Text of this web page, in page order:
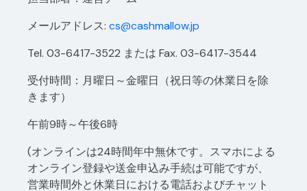
メールアドレス:cs@cashmallow.jp
Tel. 03-6417-3522 または Fax. 03-6417-3544
受付時間：月曜日～金曜日（祝日等の休業日を除
きます）
午前9時～午後6時
(オンラインは24時間年中無休です。スマホによる
オンライン登録や送金申込み手続は可能ですが、
営業時間外と休業日における電話およびチャット